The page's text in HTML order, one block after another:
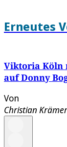
Erneutes
Viktoria Köln
auf Donny
Von
Christian Krämer